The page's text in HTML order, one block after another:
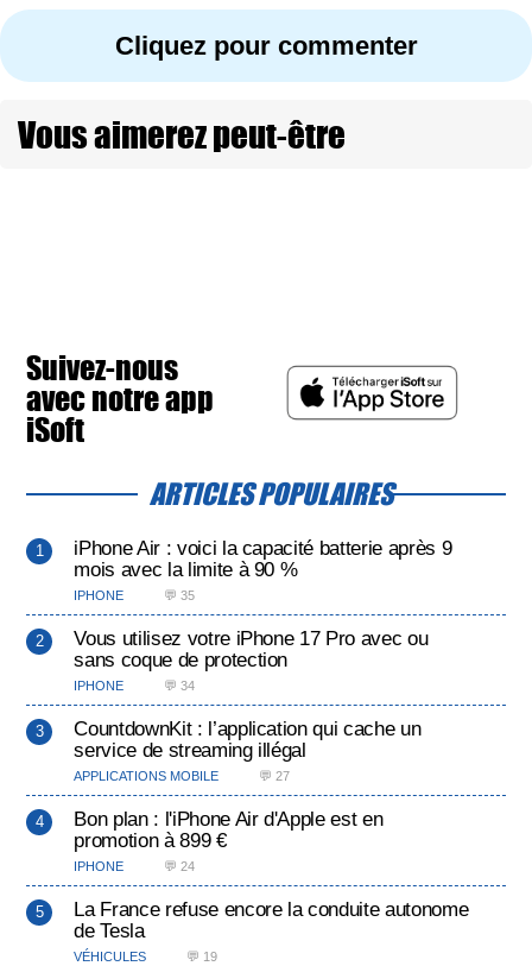
Cliquez pour commenter
Vous aimerez peut-être
Suivez-nous
avec notre app
iSoft
ARTICLES POPULAIRES
iPhone Air : voici la capacité batterie après 9
mois avec la limite à 90 %
IPHONE 💬 35
Vous utilisez votre iPhone 17 Pro avec ou
sans coque de protection
IPHONE 💬 34
CountdownKit : l’application qui cache un
service de streaming illégal
APPLICATIONS MOBILE 💬 27
Bon plan : l'iPhone Air d'Apple est en
promotion à 899 €
IPHONE 💬 24
La France refuse encore la conduite autonome
de Tesla
VÉHICULES 💬 19